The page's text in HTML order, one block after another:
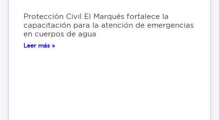
Protección Civil El Marqués fortalece la
capacitación para la atención de emergencias
en cuerpos de agua
Leer más »